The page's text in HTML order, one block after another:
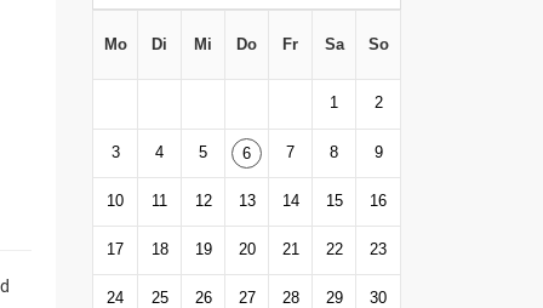
Mo Di Mi Do Fr Sa So
1 2
3 4 5 6 7 8 9
10 11 12 13 14 15 16
17 18 19 20 21 22 23
24 25 26 27 28 29 30